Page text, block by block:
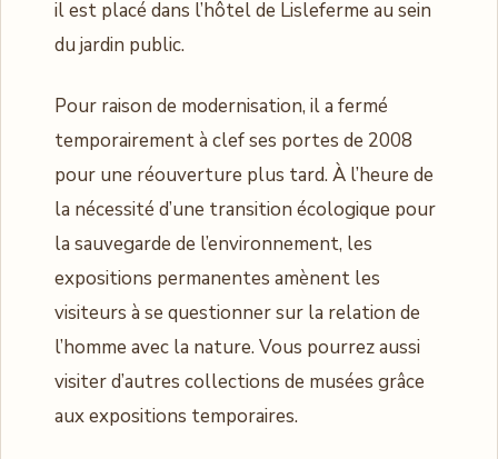
il est placé dans l’hôtel de Lisleferme au sein
du jardin public.
Pour raison de modernisation, il a fermé
temporairement à clef ses portes de 2008
pour une réouverture plus tard. À l’heure de
la nécessité d’une transition écologique pour
la sauvegarde de l’environnement, les
expositions permanentes amènent les
visiteurs à se questionner sur la relation de
l’homme avec la nature. Vous pourrez aussi
visiter d’autres collections de musées grâce
aux expositions temporaires.